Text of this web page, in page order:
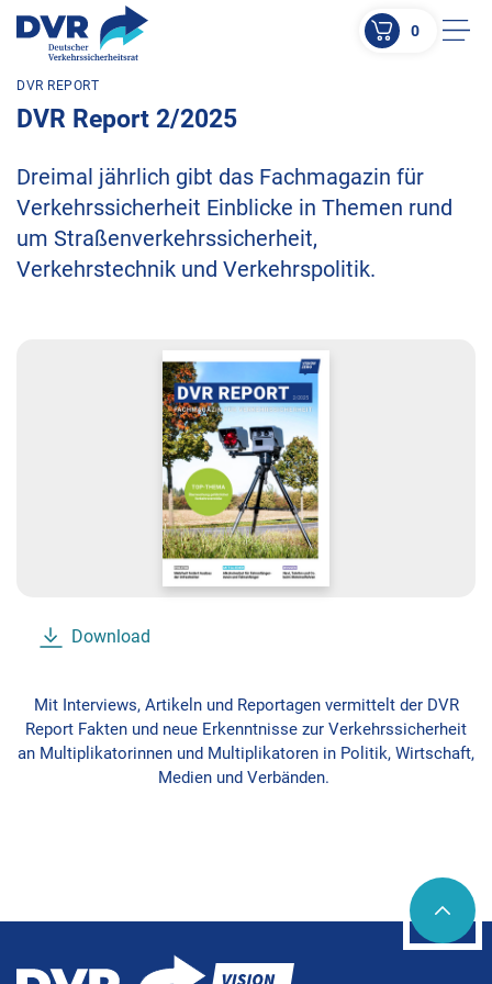
ZUM HAUPTINHALT SPRINGEN
ZUR SUCHE SPRINGEN
0
DVR REPORT
DVR Report 2/2025
Dreimal jährlich gibt das Fachmagazin für
Verkehrssicherheit Einblicke in Themen rund
um Straßenverkehrssicherheit,
Verkehrstechnik und Verkehrspolitik.
Download
Mit Interviews, Artikeln und Reportagen vermittelt der DVR
Report Fakten und neue Erkenntnisse zur Verkehrssicherheit
an Multiplikatorinnen und Multiplikatoren in Politik, Wirtschaft,
Medien und Verbänden.